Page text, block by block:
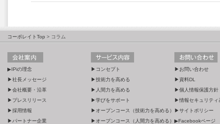
コーポレイトTop > コラム
▶IPiの理念
▶社長メッセージ
▶会社概要・沿革
▶プレスリリース
▶採用情報
▶パートナー企業
▶コンセプト
▶技術力を高める
▶人間力を高める
▶学びをサポート
▶オープンコース（技術力を高める）
▶オープンコース（人間力を高める）
▶お問い合わせ
▶資料DL
▶個人情報保護方針
▶情報セキュリティ
▶サイトポリシー
▶Facebookページ